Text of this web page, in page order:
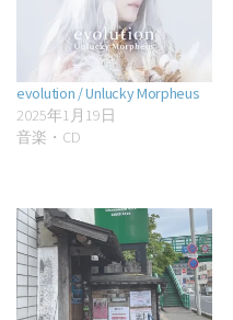
evolution / Unlucky Morpheus
2025年1月19日
音楽・CD